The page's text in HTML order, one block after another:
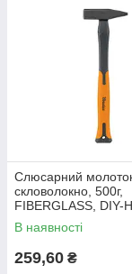
Слюсарний
скловолокно, 500г,
FIBERGLASS, DIY-
В наявності
259,60 ₴